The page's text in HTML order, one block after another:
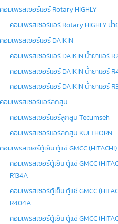
คอมเพรสเซอร์แอร์ Rotary HIGHLY
คอมเพรสเซอร์แอร์ Rotary HIGHLY น้ำ
คอมเพรสเซอร์แอร์ DAIKIN
คอมเพรสเซอร์แอร์ DAIKIN น้ำยาแอร์
คอมเพรสเซอร์แอร์ DAIKIN น้ำยาแอร์
คอมเพรสเซอร์แอร์ DAIKIN น้ำยาแอร์
คอมเพรสเซอร์แอร์ลูกสูบ
คอมเพรสเซอร์แอร์ลูกสูบ Tecumseh
คอมเพรสเซอร์แอร์ลูกสูบ KULTHORN
คอมเพรสเซอร์ตู้เย็น ตู้แช่ GMCC (HITACHI)
คอมเพรสเซอร์ตู้เย็น ตู้แช่ GMCC
R134A
คอมเพรสเซอร์ตู้เย็น ตู้แช่ GMCC
R404A
คอมเพรสเซอร์ตู้เย็น ตู้แช่ GMCC